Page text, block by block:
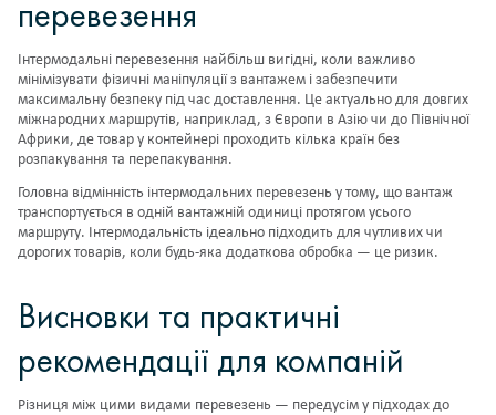
перевезення
Інтермодальні перевезення найбільш вигідні, коли важливо
мінімізувати фізичні маніпуляції з вантажем і забезпечити
максимальну безпеку під час доставлення. Це актуально для довгих
міжнародних маршрутів, наприклад, з Європи в Азію чи до Північної
Африки, де товар у контейнері проходить кілька країн без
розпакування та перепакування.
Головна відмінність інтермодальних перевезень у тому, що вантаж
транспортується в одній вантажній одиниці протягом усього
маршруту. Інтермодальність ідеально підходить для чутливих чи
дорогих товарів, коли будь-яка додаткова обробка — це ризик.
Висновки та практичні
рекомендації для компаній
Різниця між цими видами перевезень — передусім у підходах до